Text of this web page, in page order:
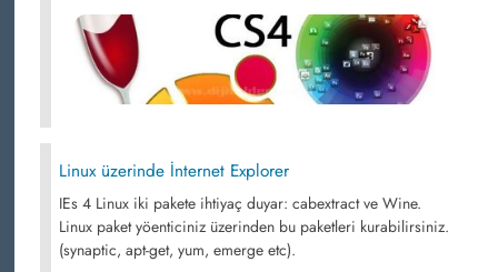
Linux üzerinde İnternet Explorer
IEs 4 Linux iki pakete ihtiyaç duyar: cabextract ve Wine.
Linux paket yöenticiniz üzerinden bu paketleri kurabilirsiniz.
(synaptic, apt-get, yum, emerge etc).